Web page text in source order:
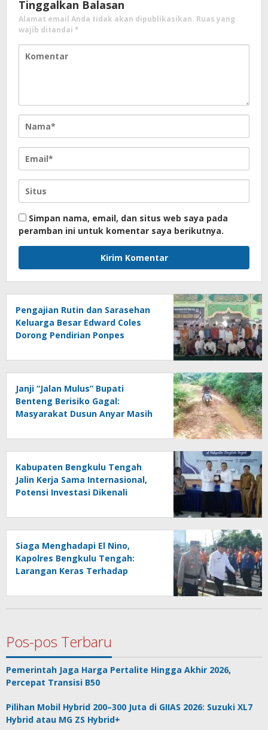
Tinggalkan Balasan
Alamat email Anda tidak akan dipublikasikan. Ruas yang
wajib ditandai *
Simpan nama, email, dan situs web saya pada
peramban ini untuk komentar saya berikutnya.
Pengajian Rutin dan Sarasehan
Keluarga Besar Edward Coles
Dorong Pendirian Ponpes
Janji “Jalan Mulus” Bupati
Benteng Berisiko Gagal:
Masyarakat Dusun Anyar Masih
Genangan
Kabupaten Bengkulu Tengah
Jalin Kerja Sama Internasional,
Potensi Investasi Dikenali
Siaga Menghadapi El Nino,
Kapolres Bengkulu Tengah:
Larangan Keras Terhadap
Pos-pos Terbaru
Pemerintah Jaga Harga Pertalite Hingga Akhir 2026,
Percepat Transisi B50
Pilihan Mobil Hybrid 200–300 Juta di GIIAS 2026: Suzuki XL7
Hybrid atau MG ZS Hybrid+